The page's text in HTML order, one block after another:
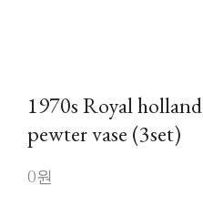
1970s Royal holland
pewter vase (3set)
0원